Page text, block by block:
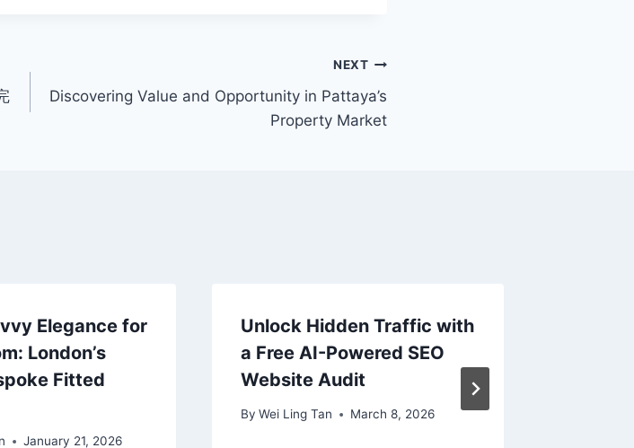
NEXT
Discovering Value and Opportunity in Pattaya’s
Property Market
Elegance for
London’s
Fitted
January 21, 2026
Unlock Hidden Traffic with
a Free AI-Powered SEO
Website Audit
By Wei Ling Tan March 8, 2026